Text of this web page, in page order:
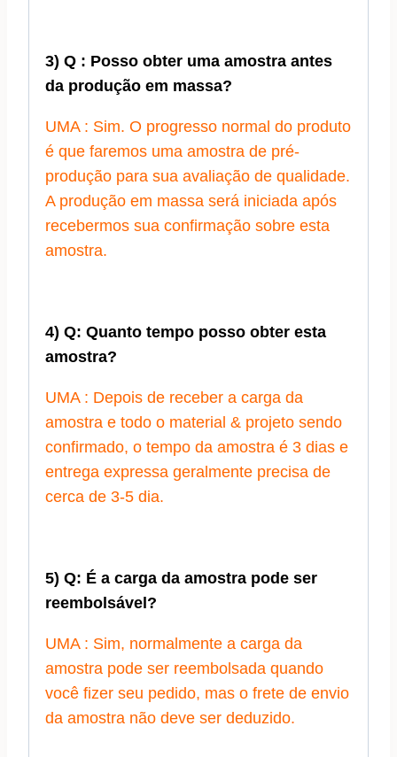
3) Q : Posso obter uma amostra antes
da produção em massa?
UMA : Sim. O progresso normal do produto
é que faremos uma amostra de pré-
produção para sua avaliação de qualidade.
A produção em massa será iniciada após
recebermos sua confirmação sobre esta
amostra.
4) Q: Quanto tempo posso obter esta
amostra?
UMA : Depois de receber a carga da
amostra e todo o material & projeto sendo
confirmado, o tempo da amostra é 3 dias e
entrega expressa geralmente precisa de
cerca de 3-5 dia.
5) Q: É a carga da amostra pode ser
reembolsável?
UMA : Sim, normalmente a carga da
amostra pode ser reembolsada quando
você fizer seu pedido, mas o frete de envio
da amostra não deve ser deduzido.